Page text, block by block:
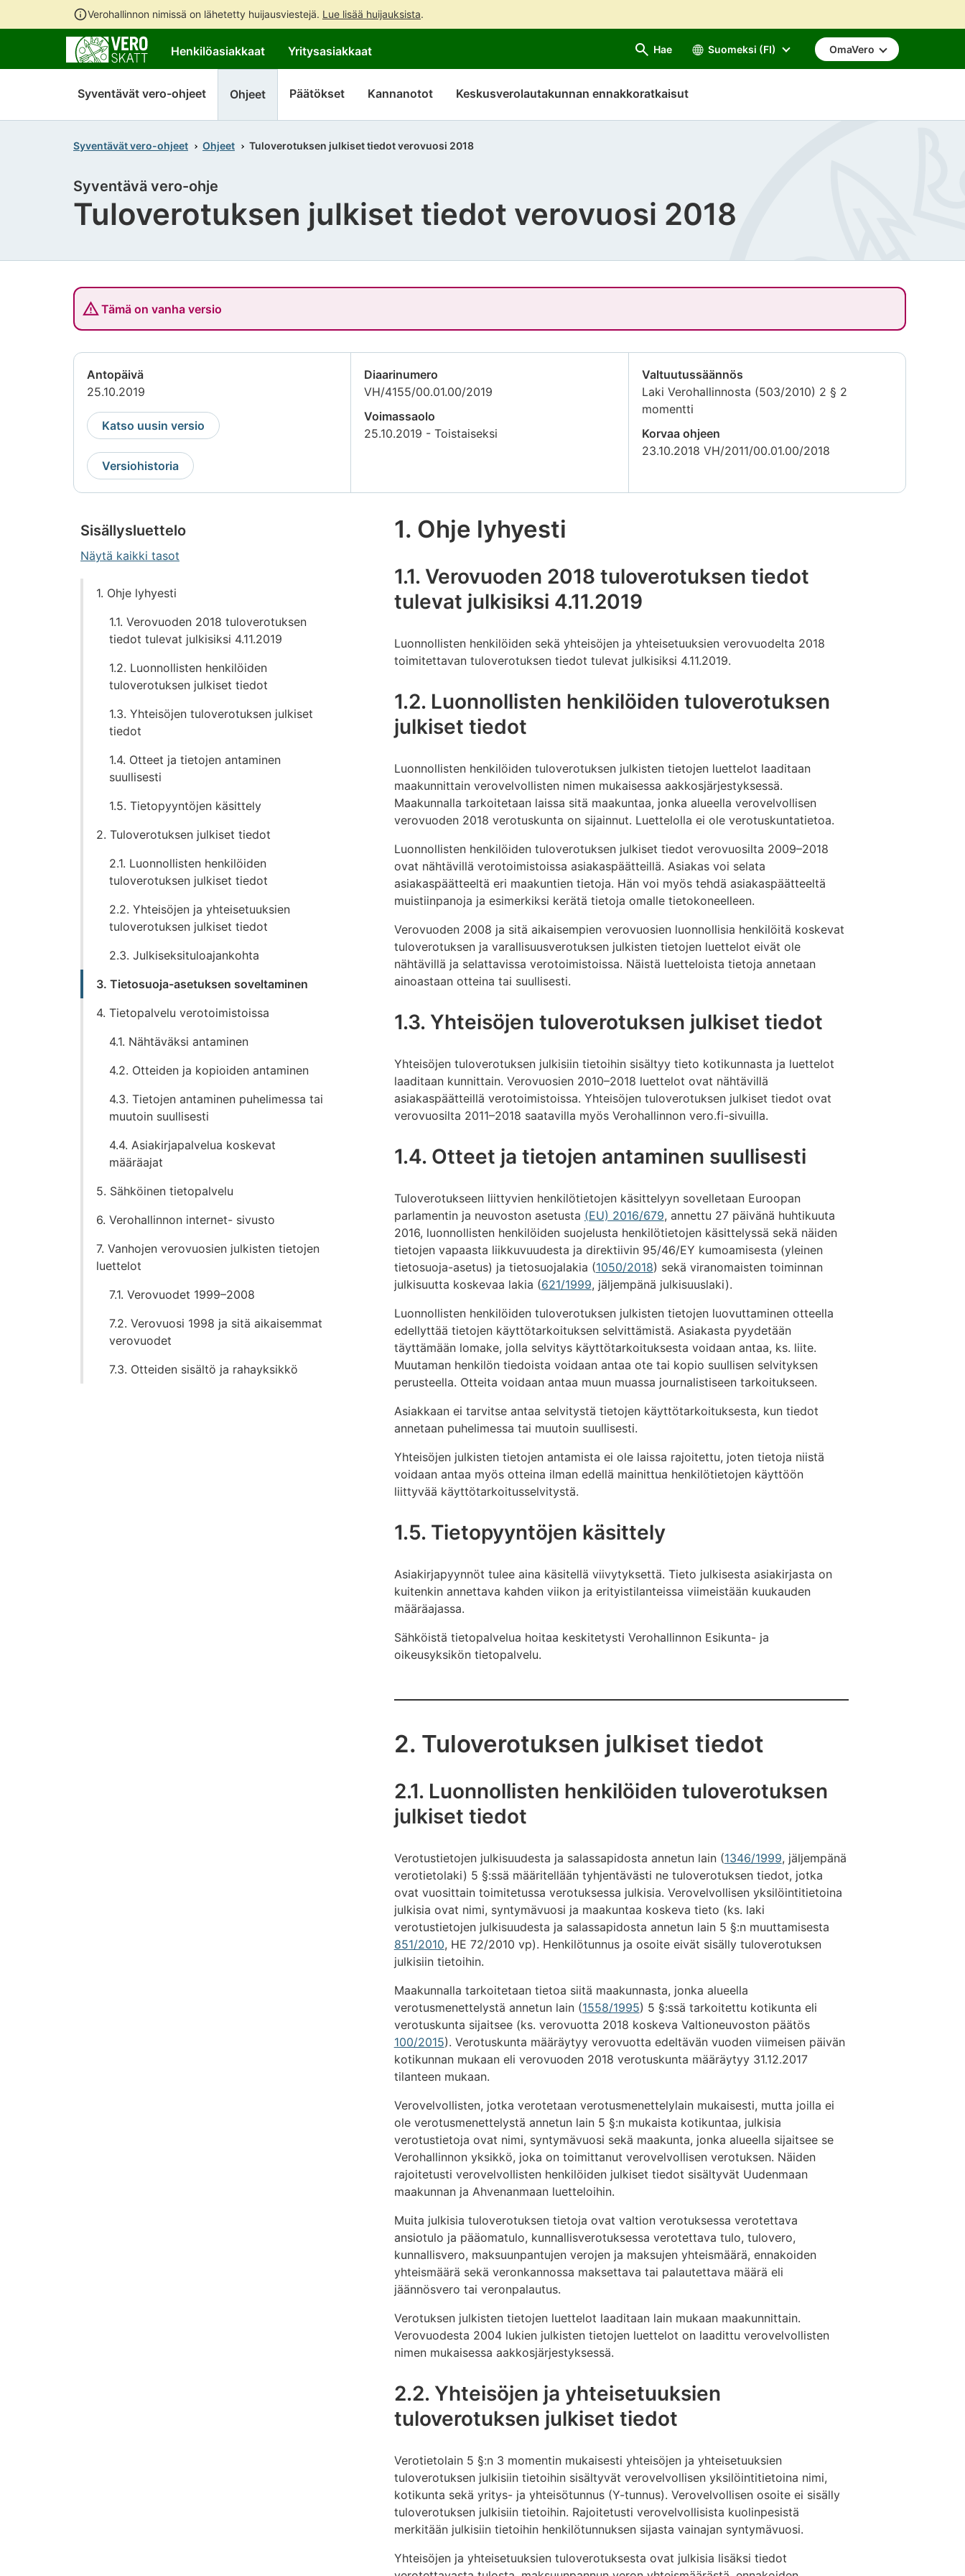
Verohallinnon nimissä on lähetetty huijausviestejä. Lue lisää huijauksista.
sisältöön
sivuston
hakuun
Henkilöasiakkaat Yritysasiakkaat Hae Suomeksi (FI) OmaVero
Syventävät vero-ohjeet Ohjeet Päätökset Kannanotot Keskusverolautakunnan ennakkoratkaisut
Syventävät vero-ohjeet Ohjeet Tuloverotuksen julkiset tiedot verovuosi 2018
Tuloverotuksen julkiset tiedot verovuosi 2018
Syventävä vero-ohje
Tämä on vanha versio
Antopäivä
25.10.2019
Katso uusin versio
Versiohistoria
Diaarinumero
VH/4155/00.01.00/2019
Voimassaolo
25.10.2019 - Toistaiseksi
Valtuutussäännös
Laki Verohallinnosta (503/2010) 2 § 2
momentti
Korvaa ohjeen
23.10.2018 VH/2011/00.01.00/2018
Sisällysluettelo
Näytä kaikki tasot
Siirry
suoraan
sisältöön
1. Ohje lyhyesti
1.1. Verovuoden 2018 tuloverotuksen
tiedot tulevat julkisiksi 4.11.2019
1.2. Luonnollisten henkilöiden
tuloverotuksen julkiset tiedot
1.3. Yhteisöjen tuloverotuksen julkiset
tiedot
1.4. Otteet ja tietojen antaminen
suullisesti
1.5. Tietopyyntöjen käsittely
2. Tuloverotuksen julkiset tiedot
2.1. Luonnollisten henkilöiden
tuloverotuksen julkiset tiedot
2.2. Yhteisöjen ja yhteisetuuksien
tuloverotuksen julkiset tiedot
2.3. Julkiseksituloajankohta
3. Tietosuoja-asetuksen soveltaminen
4. Tietopalvelu verotoimistoissa
4.1. Nähtäväksi antaminen
4.2. Otteiden ja kopioiden antaminen
4.3. Tietojen antaminen puhelimessa tai
muutoin suullisesti
4.4. Asiakirjapalvelua koskevat
määräajat
5. Sähköinen tietopalvelu
6. Verohallinnon internet- sivusto
7. Vanhojen verovuosien julkisten tietojen
luettelot
7.1. Verovuodet 1999–2008
7.2. Verovuosi 1998 ja sitä aikaisemmat
verovuodet
7.3. Otteiden sisältö ja rahayksikkö
1. Ohje lyhyesti
1.1. Verovuoden 2018 tuloverotuksen tiedot
tulevat julkisiksi 4.11.2019
Luonnollisten henkilöiden sekä yhteisöjen ja yhteisetuuksien verovuodelta 2018
toimitettavan tuloverotuksen tiedot tulevat julkisiksi 4.11.2019.
1.2. Luonnollisten henkilöiden tuloverotuksen
julkiset tiedot
Luonnollisten henkilöiden tuloverotuksen julkisten tietojen luettelot laaditaan
maakunnittain verovelvollisten nimen mukaisessa aakkosjärjestyksessä.
Maakunnalla tarkoitetaan laissa sitä maakuntaa, jonka alueella verovelvollisen
verovuoden 2018 verotuskunta on sijainnut. Luettelolla ei ole verotuskuntatietoa.
Luonnollisten henkilöiden tuloverotuksen julkiset tiedot verovuosilta 2009–2018
ovat nähtävillä verotoimistoissa asiakaspäätteillä. Asiakas voi selata
asiakaspäätteeltä eri maakuntien tietoja. Hän voi myös tehdä asiakaspäätteeltä
muistiinpanoja ja esimerkiksi kerätä tietoja omalle tietokoneelleen.
Verovuoden 2008 ja sitä aikaisempien verovuosien luonnollisia henkilöitä koskevat
tuloverotuksen ja varallisuusverotuksen julkisten tietojen luettelot eivät ole
nähtävillä ja selattavissa verotoimistoissa. Näistä luetteloista tietoja annetaan
ainoastaan otteina tai suullisesti.
1.3. Yhteisöjen tuloverotuksen julkiset tiedot
Yhteisöjen tuloverotuksen julkisiin tietoihin sisältyy tieto kotikunnasta ja luettelot
laaditaan kunnittain. Verovuosien 2010–2018 luettelot ovat nähtävillä
asiakaspäätteillä verotoimistoissa. Yhteisöjen tuloverotuksen julkiset tiedot ovat
verovuosilta 2011–2018 saatavilla myös Verohallinnon vero.fi-sivuilla.
1.4. Otteet ja tietojen antaminen suullisesti
Tuloverotukseen liittyvien henkilötietojen käsittelyyn sovelletaan Euroopan
parlamentin ja neuvoston asetusta (EU) 2016/679, annettu 27 päivänä huhtikuuta
2016, luonnollisten henkilöiden suojelusta henkilötietojen käsittelyssä sekä näiden
tietojen vapaasta liikkuvuudesta ja direktiivin 95/46/EY kumoamisesta (yleinen
tietosuoja-asetus) ja tietosuojalakia (1050/2018) sekä viranomaisten toiminnan
julkisuutta koskevaa lakia (621/1999, jäljempänä julkisuuslaki).
Luonnollisten henkilöiden tuloverotuksen julkisten tietojen luovuttaminen otteella
edellyttää tietojen käyttötarkoituksen selvittämistä. Asiakasta pyydetään
täyttämään lomake, jolla selvitys käyttötarkoituksesta voidaan antaa, ks. liite.
Muutaman henkilön tiedoista voidaan antaa ote tai kopio suullisen selvityksen
perusteella. Otteita voidaan antaa muun muassa journalistiseen tarkoitukseen.
Asiakkaan ei tarvitse antaa selvitystä tietojen käyttötarkoituksesta, kun tiedot
annetaan puhelimessa tai muutoin suullisesti.
Yhteisöjen julkisten tietojen antamista ei ole laissa rajoitettu, joten tietoja niistä
voidaan antaa myös otteina ilman edellä mainittua henkilötietojen käyttöön
liittyvää käyttötarkoitusselvitystä.
1.5. Tietopyyntöjen käsittely
Asiakirjapyynnöt tulee aina käsitellä viivytyksettä. Tieto julkisesta asiakirjasta on
kuitenkin annettava kahden viikon ja erityistilanteissa viimeistään kuukauden
määräajassa.
Sähköistä tietopalvelua hoitaa keskitetysti Verohallinnon Esikunta- ja
oikeusyksikön tietopalvelu.
2. Tuloverotuksen julkiset tiedot
2.1. Luonnollisten henkilöiden tuloverotuksen
julkiset tiedot
Verotustietojen julkisuudesta ja salassapidosta annetun lain (1346/1999, jäljempänä
verotietolaki) 5 §:ssä määritellään tyhjentävästi ne tuloverotuksen tiedot, jotka
ovat vuosittain toimitetussa verotuksessa julkisia. Verovelvollisen yksilöintitietoina
julkisia ovat nimi, syntymävuosi ja maakuntaa koskeva tieto (ks. laki
verotustietojen julkisuudesta ja salassapidosta annetun lain 5 §:n muuttamisesta
851/2010, HE 72/2010 vp). Henkilötunnus ja osoite eivät sisälly tuloverotuksen
julkisiin tietoihin.
Maakunnalla tarkoitetaan tietoa siitä maakunnasta, jonka alueella
verotusmenettelystä annetun lain (1558/1995) 5 §:ssä tarkoitettu kotikunta eli
verotuskunta sijaitsee (ks. verovuotta 2018 koskeva Valtioneuvoston päätös
100/2015). Verotuskunta määräytyy verovuotta edeltävän vuoden viimeisen päivän
kotikunnan mukaan eli verovuoden 2018 verotuskunta määräytyy 31.12.2017
tilanteen mukaan.
Verovelvollisten, jotka verotetaan verotusmenettelylain mukaisesti, mutta joilla ei
ole verotusmenettelystä annetun lain 5 §:n mukaista kotikuntaa, julkisia
verotustietoja ovat nimi, syntymävuosi sekä maakunta, jonka alueella sijaitsee se
Verohallinnon yksikkö, joka on toimittanut verovelvollisen verotuksen. Näiden
rajoitetusti verovelvollisten henkilöiden julkiset tiedot sisältyvät Uudenmaan
maakunnan ja Ahvenanmaan luetteloihin.
Muita julkisia tuloverotuksen tietoja ovat valtion verotuksessa verotettava
ansiotulo ja pääomatulo, kunnallisverotuksessa verotettava tulo, tulovero,
kunnallisvero, maksuunpantujen verojen ja maksujen yhteismäärä, ennakoiden
yhteismäärä sekä veronkannossa maksettava tai palautettava määrä eli
jäännösvero tai veronpalautus.
Verotuksen julkisten tietojen luettelot laaditaan lain mukaan maakunnittain.
Verovuodesta 2004 lukien julkisten tietojen luettelot on laadittu verovelvollisten
nimen mukaisessa aakkosjärjestyksessä.
2.2. Yhteisöjen ja yhteisetuuksien
tuloverotuksen julkiset tiedot
Verotietolain 5 §:n 3 momentin mukaisesti yhteisöjen ja yhteisetuuksien
tuloverotuksen julkisiin tietoihin sisältyvät verovelvollisen yksilöintitietoina nimi,
kotikunta sekä yritys- ja yhteisötunnus (Y-tunnus). Verovelvollisen osoite ei sisälly
tuloverotuksen julkisiin tietoihin. Rajoitetusti verovelvollisista kuolinpesistä
merkitään julkisiin tietoihin henkilötunnuksen sijasta vainajan syntymävuosi.
Yhteisöjen ja yhteisetuuksien tuloverotuksesta ovat julkisia lisäksi tiedot